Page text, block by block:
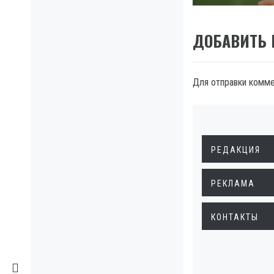
ДОБАВИТЬ
Для отправки
РЕДАКЦИЯ
РЕКЛАМА
КОНТАКТЫ